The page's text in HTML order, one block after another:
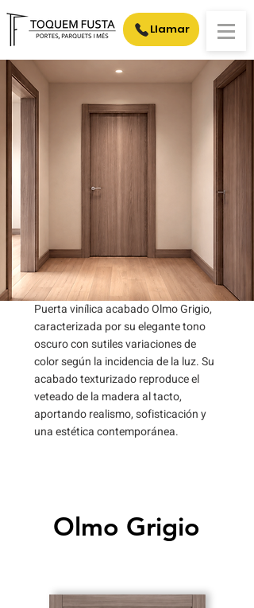
Llamar
Puerta vinílica acabado Olmo Grigio,
caracterizada por su elegante tono
oscuro con sutiles variaciones de
color según la incidencia de la luz. Su
acabado texturizado reproduce el
veteado de la madera al tacto,
aportando realismo, sofisticación y
una estética contemporánea.
Olmo Grigio